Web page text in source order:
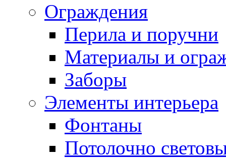
Ограждения
Перила и поручни
Материалы и
Заборы
Элементы интерьера
Фонтаны
Потолочно